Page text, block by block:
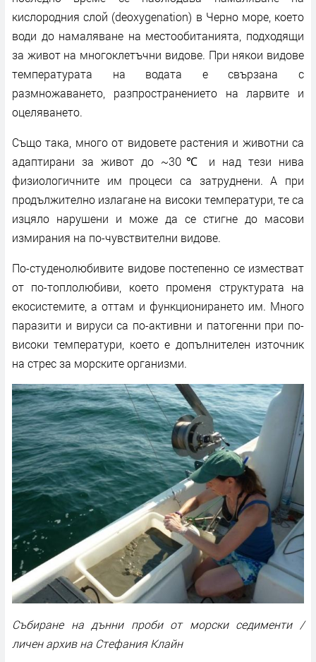
кислородния слой (deoxygenation) в Черно море, което
води до намаляване на местообитанията, подходящи
за живот на многоклетъчни видове. При някои видове
температурата на водата е свързана с
размножаването, разпространението на ларвите и
оцеляването.
Също така, много от видовете растения и животни са
адаптирани за живот до ~30℃ и над тези нива
физиологичните им процеси са затруднени. А при
продължително излагане на високи температури, те са
изцяло нарушени и може да се стигне до масови
измирания на по-чувствителни видове.
По-студенолюбивите видове постепенно се изместват
от по-топлолюбиви, което променя структурата на
екосистемите, а оттам и функционирането им. Много
паразити и вируси са по-активни и патогенни при по-
високи температури, което е допълнителен източник
на стрес за морските организми.
Събиране на дънни проби от морски седименти /
личен архив на Стефания Клайн